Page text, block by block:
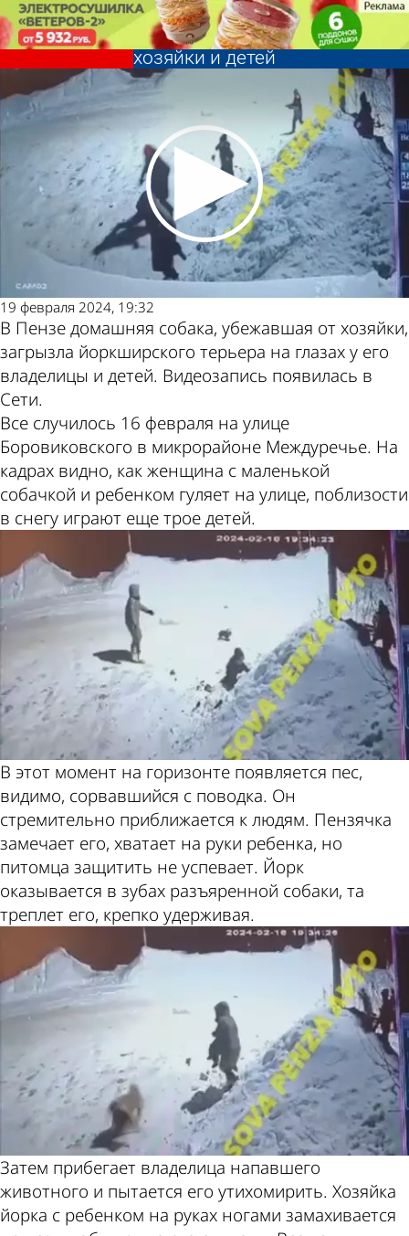
В Пензе домашняя собака
загрызла йорка на глазах у
хозяйки и детей
Происшествия
19 февраля 2024, 19:32
В Пензе домашняя собака, убежавшая от хозяйки,
загрызла йоркширского терьера на глазах у его
владелицы и детей. Видеозапись появилась в
Сети.
Все случилось 16 февраля на улице
Боровиковского в микрорайоне Междуречье. На
кадрах видно, как женщина с маленькой
собачкой и ребенком гуляет на улице, поблизости
в снегу играют еще трое детей.
В этот момент на горизонте появляется пес,
видимо, сорвавшийся с поводка. Он
стремительно приближается к людям. Пензячка
замечает его, хватает на руки ребенка, но
питомца защитить не успевает. Йорк
оказывается в зубах разъяренной собаки, та
треплет его, крепко удерживая.
Затем прибегает владелица напавшего
животного и пытается его утихомирить. Хозяйка
йорка с ребенком на руках ногами замахивается
В Пензе домашняя собака
загрызла йорка на глазах у
хозяйки и детей
Другие
новости по
теме
Погода и
курсы
валют в
Пензе